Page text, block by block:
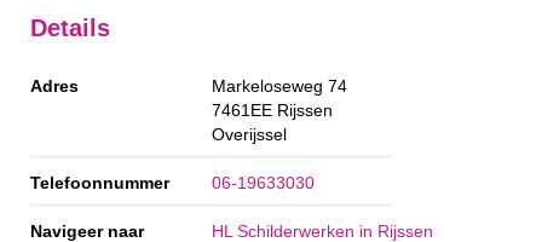
Details
Adres
Markeloseweg 74
7461EE Rijssen
Overijssel
Telefoonnummer 06-19633030
Navigeer naar HL Schilderwerken in Rijssen